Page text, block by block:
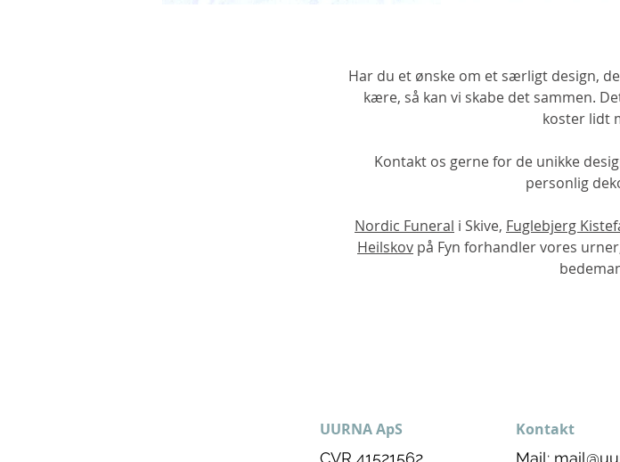
Har du et ønske om et særligt design,
kære, så kan vi skabe det sammen.
koster lidt
Kontakt os gerne for de unikke
personlig
Nordic Funeral i Skive, Fuglebjerg
Heilskov på Fyn forhandler vores
UURNA ApS
CVR 41521562
Kontakt
Mail: